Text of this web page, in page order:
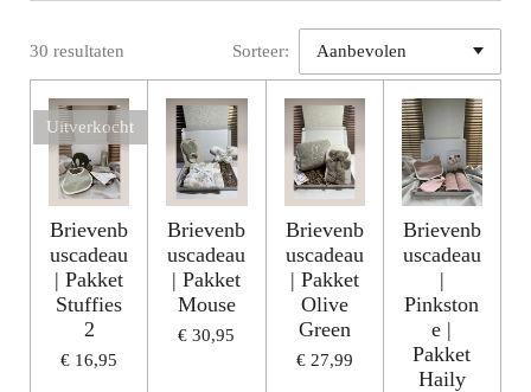
30 resultaten Sorteer:
Uitverkocht
Brievenb
uscadeau
| Pakket
Stuffies
2
€ 16,95
Brievenb
uscadeau
| Pakket
Mouse
€ 30,95
Brievenb
uscadeau
| Pakket
Olive
Green
€ 27,99
Brievenb
uscadeau
|
Pinkston
e |
Pakket
Haily